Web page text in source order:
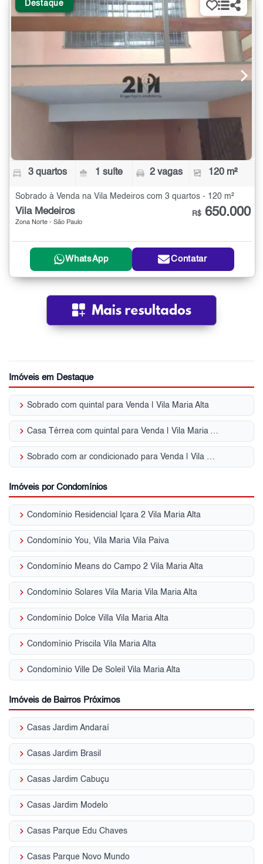
Destaque
3 quartos 1 suíte 2 vagas 120 m²
Sobrado à Venda na Vila Medeiros com 3 quartos - 120 m²
Vila Medeiros
Zona Norte - São Paulo
R$ 650.000
WhatsApp Contatar
Imóveis em Destaque
keyboard_arrow_right Sobrado com quintal para Venda | Vila Maria Alta
keyboard_arrow_right Casa Térrea com quintal para Venda | Vila Maria Alta
keyboard_arrow_right Sobrado com ar condicionado para Venda | Vila Maria Alta
Imóveis por Condomínios
keyboard_arrow_right Condomínio Residencial Içara 2 Vila Maria Alta
keyboard_arrow_right Condomínio You, Vila Maria Vila Paiva
keyboard_arrow_right Condomínio Means do Campo 2 Vila Maria Alta
keyboard_arrow_right Condomínio Solares Vila Maria Vila Maria Alta
keyboard_arrow_right Condomínio Dolce Villa Vila Maria Alta
keyboard_arrow_right Condomínio Priscila Vila Maria Alta
keyboard_arrow_right Condomínio Ville De Soleil Vila Maria Alta
Imóveis de Bairros Próximos
keyboard_arrow_right Casas Jardim Andaraí
keyboard_arrow_right Casas Jardim Brasil
keyboard_arrow_right Casas Jardim Cabuçu
keyboard_arrow_right Casas Jardim Modelo
keyboard_arrow_right Casas Parque Edu Chaves
keyboard_arrow_right Casas Parque Novo Mundo